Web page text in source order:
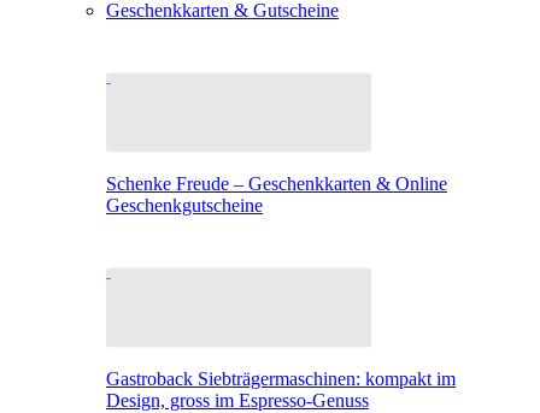
Geschenkkarten & Gutscheine
Schenke Freude – Geschenkkarten & Online
Geschenkgutscheine
Gastroback Siebträgermaschinen: kompakt im
Design, gross im Espresso-Genuss